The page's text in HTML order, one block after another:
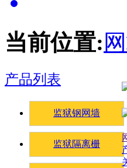
当前位置:
产品列表
监狱钢网墙
监狱隔离栅